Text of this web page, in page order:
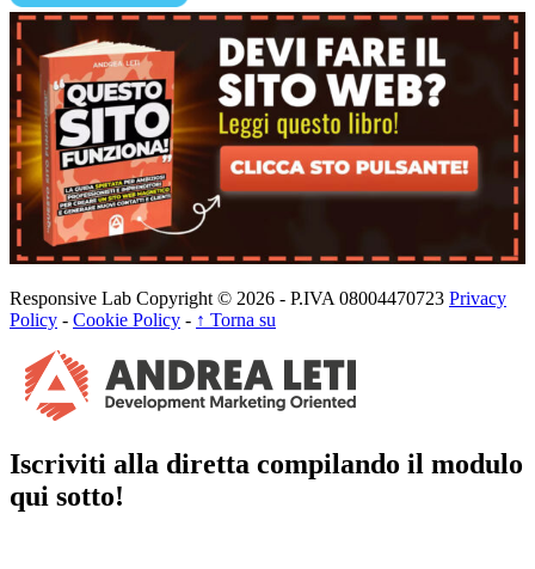
Responsive Lab Copyright © 2026 - P.IVA 08004470723 Privacy
Policy - Cookie Policy - ↑ Torna su
Iscriviti alla diretta compilando il modulo
qui sotto!